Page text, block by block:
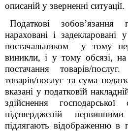
описаній у зверненні ситуації.
Податкові
нараховані і задекларовані
постачальником у тому
виникли, і у тому обсязі,
постачання товарів/
товарів/послуг та сума
вказані у податковій
здійснення
підтвердженій
підлягають відображенню в